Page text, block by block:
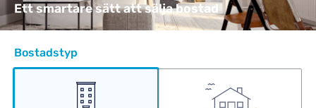
Ett smartare sätt att sälja bostad
Bostadstyp